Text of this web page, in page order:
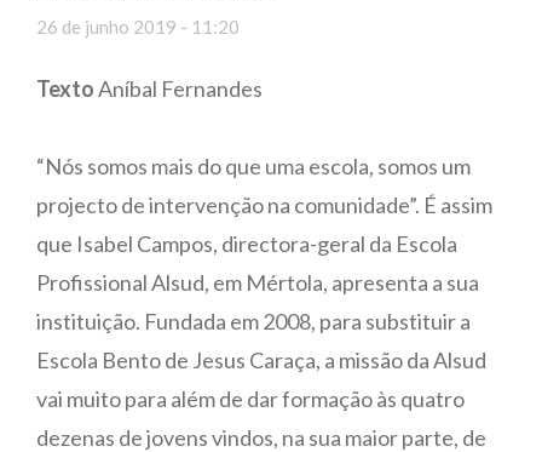
26 de junho 2019 - 11:20
TextoAníbal Fernandes
“Nós somos mais do que uma escola, somos um
projecto de intervenção na comunidade”. É assim
que Isabel Campos, directora-geral da Escola
Profissional Alsud, em Mértola, apresenta a sua
instituição. Fundada em 2008, para substituir a
Escola Bento de Jesus Caraça, a missão da Alsud
vai muito para além de dar formação às quatro
dezenas de jovens vindos, na sua maior parte, de